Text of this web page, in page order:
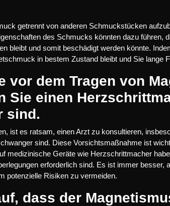
getrennt von anderen Schmuckstücken
des Schmucks könnten dazu führen,
bleibt und somit beschädigt werden könnte.
in bestem Zustand bleibt und Sie lange
vor dem Tragen von
Sie einen
sind.
ist es ratsam, einen Arzt zu konsultieren,
sind. Diese Vorsichtsmaßnahme ist
medizinische Geräte wie Herzschrittmacher
erforderlich sind. Es ist immer besser,
potenzielle Risiken zu vermeiden.
dass der